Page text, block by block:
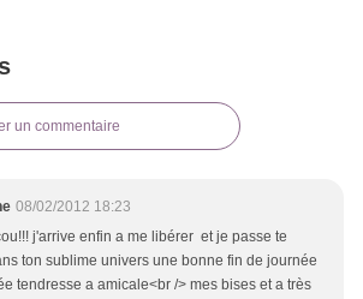
un commentaire
08/02/2012 18:23
j'arrive enfin a me libérer et je passe te
ton sublime univers une bonne fin de journée
tendresse a amicale<br /> mes bises et a très